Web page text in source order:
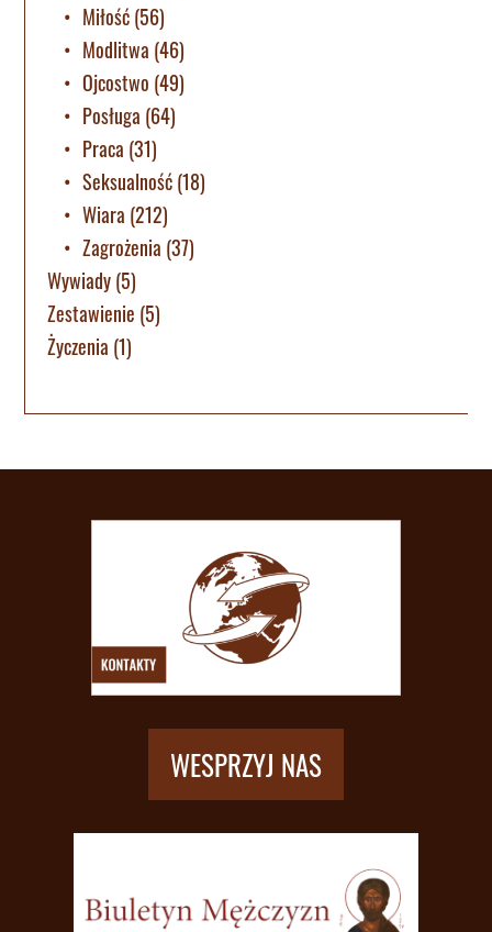
Miłość(56)
Modlitwa (46)
Ojcostwo (49)
Posługa (64)
Praca (31)
Seksualność(18)
Wiara (212)
Zagrożenia (37)
Wywiady(5)
Zestawienie (5)
Życzenia (1)
WESPRZYJ NAS